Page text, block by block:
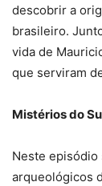
descobrir a
brasileiro.
vida de
que serviram
Mistérios do
Neste episódio
arqueológicos